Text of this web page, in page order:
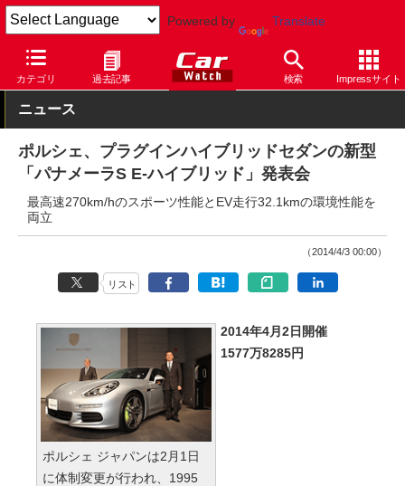
Powered by Translate
カテゴリ 過去記事 検索 Impressサイト
Car Watch 自動車 ポルシェ Panamera
ニュース
ポルシェ、プラグインハイブリッドセダンの新型
「パナメーラS E-ハイブリッド」発表会
最高速270km/hのスポーツ性能とEV走行32.1kmの環境性能を
両立
（2014/4/3 00:00）
リスト
ポルシェ ジャパンは2月1日
に体制変更が行われ、1995
2014年4月2日開催
1577万8285円